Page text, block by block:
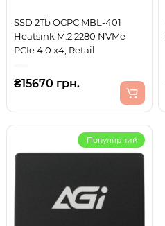
SSD 2Tb OCPC MBL-401
Heatsink M.2 2280 NVMe
PCIe 4.0 x4, Retail
₴15670 грн.
Популярний